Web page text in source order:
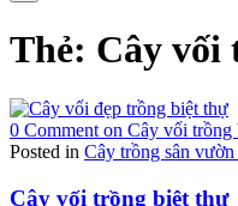
Thẻ: Cây vối
0 Comment on Cây vối trồng
Posted in Cây trồng sân
Cây vối trồng biệt thự